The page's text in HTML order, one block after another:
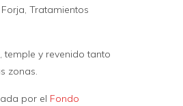
Tratamientos
temple y revenido tanto
zonas.
por el Fondo